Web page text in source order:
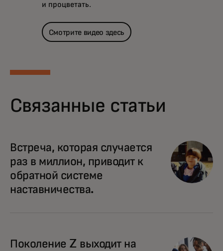
и процветать.
Смотрите видео здесь
Связанные статьи
Встреча, которая случается
раз в миллион, приводит к
обратной системе
наставничества.
Поколение Z выходит на